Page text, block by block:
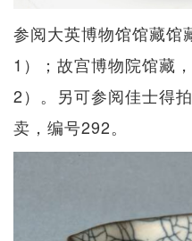
参阅大英博物馆馆藏馆
1）；故宫博物院馆藏
2）。另可参阅佳士得
卖，编号292。